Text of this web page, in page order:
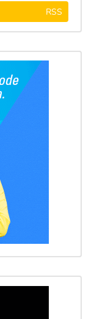
RSS